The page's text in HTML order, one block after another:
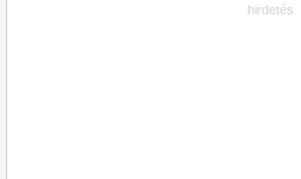
hirdetés